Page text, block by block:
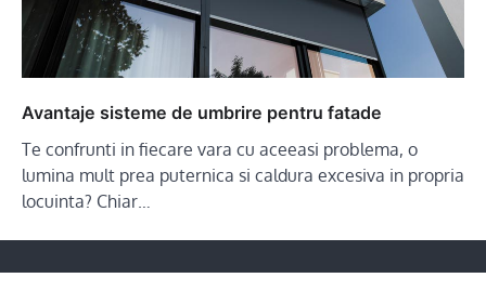
Avantaje sisteme de umbrire pentru fatade
Te confrunti in fiecare vara cu aceeasi problema, o
lumina mult prea puternica si caldura excesiva in propria
locuinta? Chiar…